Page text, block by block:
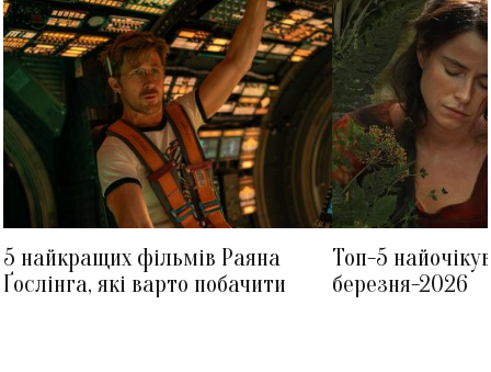
5 найкращих фільмів Раяна
Ґослінга, які варто побачити
Топ-5
березня-2026